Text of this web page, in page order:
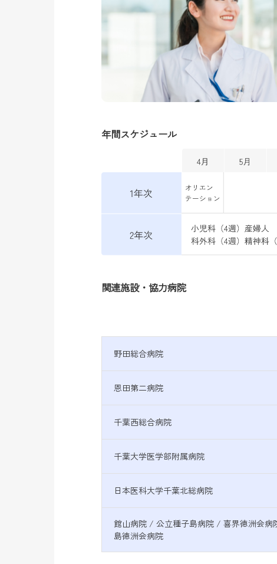
年間スケジュール
関連施設・協力病院
野田総合病院
恩田第二病院
千葉西総合病院
千葉大学医学部附属病院
日本医科大学千葉北総病院
館山病院 / 公立種子島病院 / 喜界徳洲会病
島徳洲会病院